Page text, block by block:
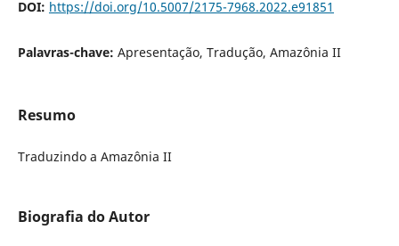
DOI: https://doi.org/10.5007/2175-7968.2022.e91851
Palavras-chave: Apresentação, Tradução, Amazônia II
Resumo
Traduzindo a Amazônia II
Biografia do Autor